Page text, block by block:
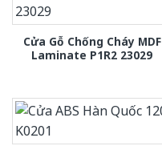
Cửa Gỗ Chống Cháy MDF
Laminate P1R2 23029